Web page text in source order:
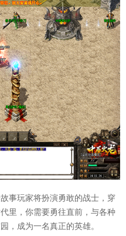
事玩家将扮演勇敢的战士，穿
里，你需要勇往直前，与各种
，成为一名真正的英雄。